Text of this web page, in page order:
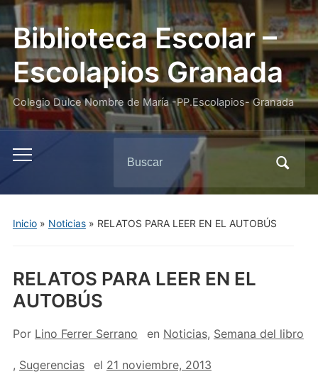
Biblioteca Escolar –
Escolapios Granada
Colegio Dulce Nombre de María -PP.Escolapios- Granada
Alternar
menú
móvil
Inicio» Noticias» RELATOS PARA LEER EN EL AUTOBÚS
RELATOS PARA LEER EN EL
AUTOBÚS
Por Lino Ferrer Serrano en Noticias, Semana del libro
, Sugerencias el 21 noviembre, 2013